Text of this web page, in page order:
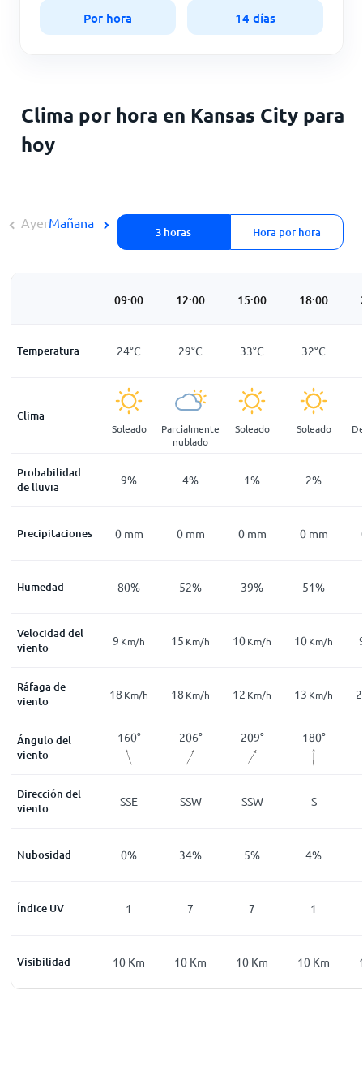
Por hora 14 días
Clima por hora en Kansas City para
hoy
Ayer
3 horas Hora por hora
Mañana
09:00 12:00 15:00 18:00
Temperatura
C 20°C 24°C 29°C 33°C 32°C
Clima
Soleado
Parcialmente
nublado
Soleado Soleado
Probabilidad
de lluvia16% 9% 4% 1% 2%
Precipitaciones
mm 0mm 0 mm 0 mm 0 mm 0 mm
Humedad
95 80% 52% 39% 51%
Velocidad del
viento
Km/h 9 Km/h 9 Km/h 15 Km/h 10Km/h 10Km/h
Ráfaga de
viento
Km/h 18Km/h 18 Km/h 18 Km/h 12 Km/h 13 Km/h
Ángulo del
viento
226 160° 206° 209° 180°
Dirección del
viento
SW SSE SSW SSW S
Nubosidad
8% 0% 34% 5% 4%
Índice UV 1 7 7 1
Visibilidad
Km 10Km 10 Km 10 Km 10 Km 10 Km